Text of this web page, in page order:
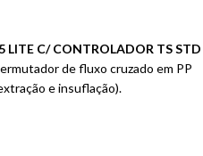
LITE C/ CONTROLADOR TS STD
de fluxo cruzado em PP
e insuflação).